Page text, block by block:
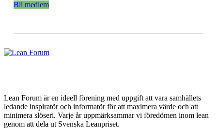
Bli medlem
Lean Forum är en ideell förening med uppgift att vara samhällets
ledande inspiratör och informatör för att maximera värde och att
minimera slöseri. Varje år uppmärksammar vi föredömen inom lean
genom att dela ut Svenska Leanpriset.